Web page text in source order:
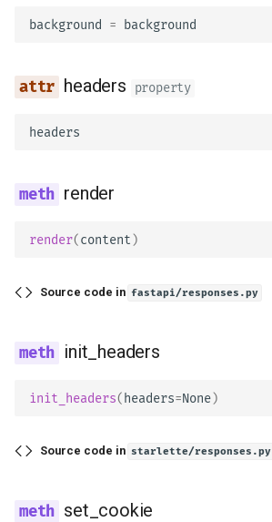
status_code
headers
render
init_headers
status_code
background = background
headers property
headers
render
render(content )
Source code in fastapi/responses.py
init_headers
init_headers( headers=None)
Source code in starlette/responses.py
set_cookie